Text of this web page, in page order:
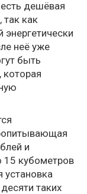
дешёвая
так как
неё уже
быть
которая
и
15 кубометров
таких